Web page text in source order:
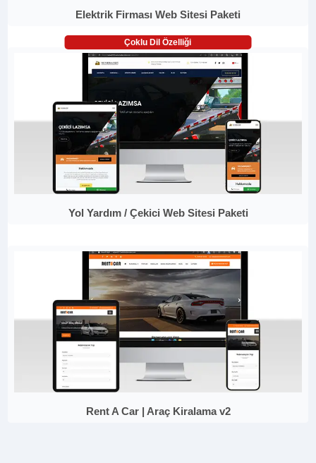
Elektrik Firması Web Sitesi Paketi
Çoklu Dil Özelliği
Yol Yardım / Çekici Web Sitesi Paketi
Rent A Car | Araç Kiralama v2